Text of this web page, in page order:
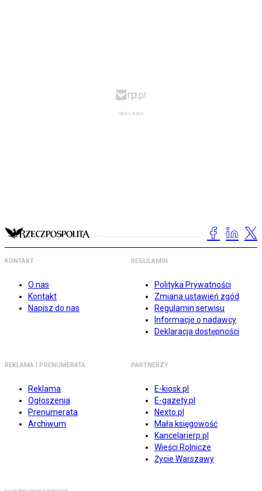
KONTAKT
O nas
Kontakt
Napisz do nas
REGULAMIN
Polityka Prywatności
Zmiana ustawień zgód
Regulamin serwisu
Informacje o nadawcy
Deklaracja dostępności
REKLAMA I PRENUMERATA
Reklama
Ogłoszenia
Prenumerata
Archiwum
PARTNERZY
E-kiosk.pl
E-gazety.pl
Nexto.pl
Mała księgowość
Kancelarierp.pl
Wieści Rolnicze
Życie Warszawy